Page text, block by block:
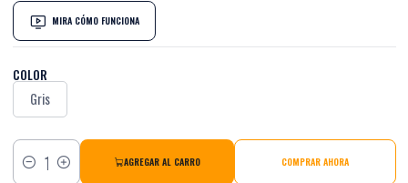
MIRA CÓMO FUNCIONA
COLOR
Gris
Cantidad
AGREGAR AL CARRO COMPRAR AHORA